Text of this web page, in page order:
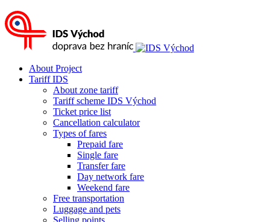
About Project
Tariff IDS
About zone tariff
Tariff scheme IDS Východ
Ticket price list
Cancellation calculator
Types of fares
Prepaid fare
Single fare
Transfer fare
Day network fare
Weekend fare
Free transportation
Luggage and pets
Selling points